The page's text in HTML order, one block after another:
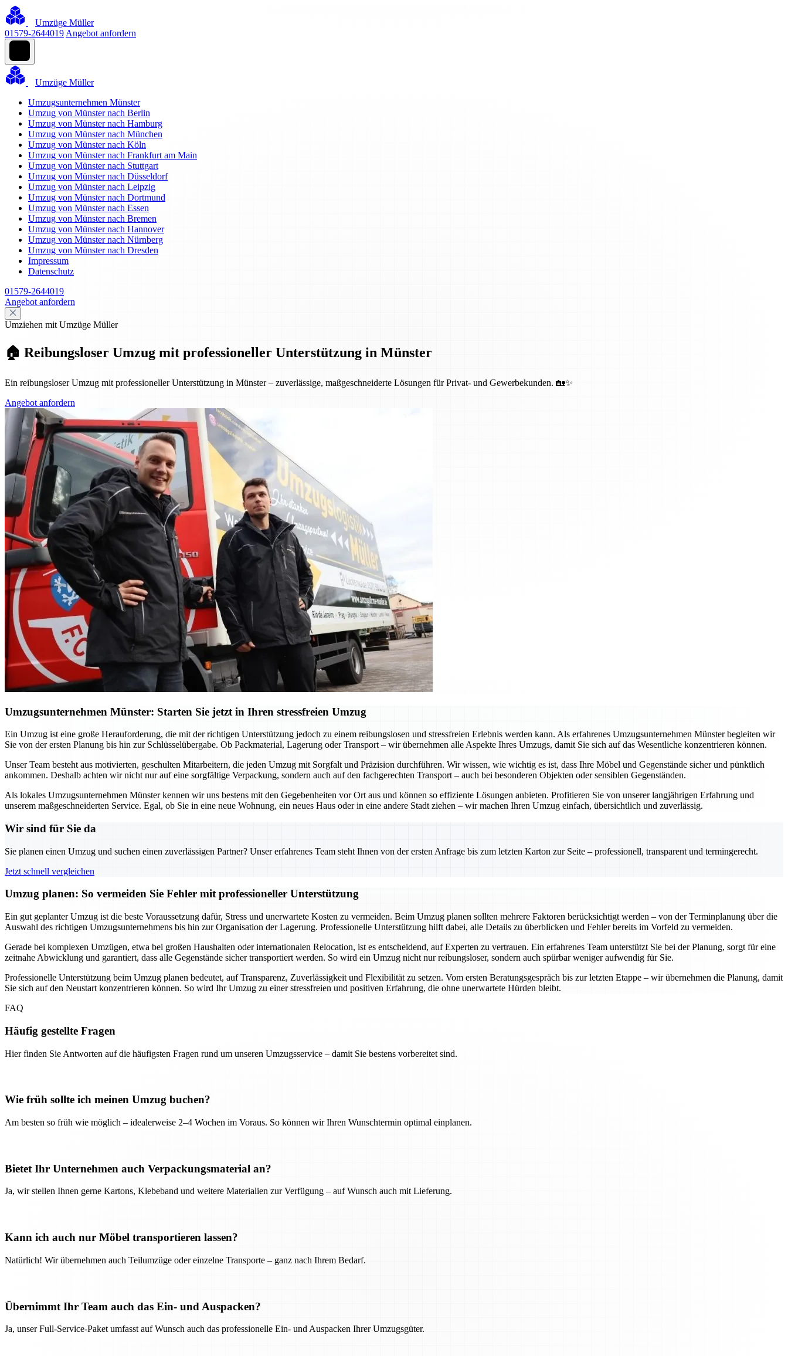
Umzüge Müller
01579-2644019 Angebot anfordern
Umzüge Müller
Umzugsunternehmen Münster
Umzug von Münster nach Berlin
Umzug von Münster nach Hamburg
Umzug von Münster nach München
Umzug von Münster nach Köln
Umzug von Münster nach Frankfurt am Main
Umzug von Münster nach Stuttgart
Umzug von Münster nach Düsseldorf
Umzug von Münster nach Leipzig
Umzug von Münster nach Dortmund
Umzug von Münster nach Essen
Umzug von Münster nach Bremen
Umzug von Münster nach Hannover
Umzug von Münster nach Nürnberg
Umzug von Münster nach Dresden
Impressum
Datenschutz
01579-2644019
Angebot anfordern
Umziehen mit Umzüge Müller
🏠 Reibungsloser Umzug mit professioneller Unterstützung in Münster
Ein reibungsloser Umzug mit professioneller Unterstützung in Münster – zuverlässige, maßgeschneiderte Lösungen für Privat- und Gewerbekunden. 🏡✨
Angebot anfordern
Umzugsunternehmen Münster: Starten Sie jetzt in Ihren stressfreien Umzug
Ein Umzug ist eine große Herauforderung, die mit der richtigen Unterstützung jedoch zu einem reibungslosen und stressfreien Erlebnis werden kann. Als erfahrenes Umzugsunternehmen Münster begleiten wir
Sie von der ersten Planung bis hin zur Schlüsselübergabe. Ob Packmaterial, Lagerung oder Transport – wir übernehmen alle Aspekte Ihres Umzugs, damit Sie sich auf das Wesentliche konzentrieren können.
Unser Team besteht aus motivierten, geschulten Mitarbeitern, die jeden Umzug mit Sorgfalt und Präzision durchführen. Wir wissen, wie wichtig es ist, dass Ihre Möbel und Gegenstände sicher und pünktlich
ankommen. Deshalb achten wir nicht nur auf eine sorgfältige Verpackung, sondern auch auf den fachgerechten Transport – auch bei besonderen Objekten oder sensiblen Gegenständen.
Als lokales Umzugsunternehmen Münster kennen wir uns bestens mit den Gegebenheiten vor Ort aus und können so effiziente Lösungen anbieten. Profitieren Sie von unserer langjährigen Erfahrung und
unserem maßgeschneiderten Service. Egal, ob Sie in eine neue Wohnung, ein neues Haus oder in eine andere Stadt ziehen – wir machen Ihren Umzug einfach, übersichtlich und zuverlässig.
Wir sind für Sie da
Sie planen einen Umzug und suchen einen zuverlässigen Partner? Unser erfahrenes Team steht Ihnen von der ersten Anfrage bis zum letzten Karton zur Seite – professionell, transparent und termingerecht.
Jetzt schnell vergleichen
Umzug planen: So vermeiden Sie Fehler mit professioneller Unterstützung
Ein gut geplanter Umzug ist die beste Voraussetzung dafür, Stress und unerwartete Kosten zu vermeiden. Beim Umzug planen sollten mehrere Faktoren berücksichtigt werden – von der Terminplanung über die
Auswahl des richtigen Umzugsunternehmens bis hin zur Organisation der Lagerung. Professionelle Unterstützung hilft dabei, alle Details zu überblicken und Fehler bereits im Vorfeld zu vermeiden.
Gerade bei komplexen Umzügen, etwa bei großen Haushalten oder internationalen Relocation, ist es entscheidend, auf Experten zu vertrauen. Ein erfahrenes Team unterstützt Sie bei der Planung, sorgt für eine
zeitnahe Abwicklung und garantiert, dass alle Gegenstände sicher transportiert werden. So wird ein Umzug nicht nur reibungsloser, sondern auch spürbar weniger aufwendig für Sie.
Professionelle Unterstützung beim Umzug planen bedeutet, auf Transparenz, Zuverlässigkeit und Flexibilität zu setzen. Vom ersten Beratungsgespräch bis zur letzten Etappe – wir übernehmen die Planung, damit
Sie sich auf den Neustart konzentrieren können. So wird Ihr Umzug zu einer stressfreien und positiven Erfahrung, die ohne unerwartete Hürden bleibt.
FAQ
Häufig gestellte Fragen
Hier finden Sie Antworten auf die häufigsten Fragen rund um unseren Umzugsservice – damit Sie bestens vorbereitet sind.
Wie früh sollte ich meinen Umzug buchen?
Am besten so früh wie möglich – idealerweise 2–4 Wochen im Voraus. So können wir Ihren Wunschtermin optimal einplanen.
Bietet Ihr Unternehmen auch Verpackungsmaterial an?
Ja, wir stellen Ihnen gerne Kartons, Klebeband und weitere Materialien zur Verfügung – auf Wunsch auch mit Lieferung.
Kann ich auch nur Möbel transportieren lassen?
Natürlich! Wir übernehmen auch Teilumzüge oder einzelne Transporte – ganz nach Ihrem Bedarf.
Übernimmt Ihr Team auch das Ein- und Auspacken?
Ja, unser Full-Service-Paket umfasst auf Wunsch auch das professionelle Ein- und Auspacken Ihrer Umzugsgüter.